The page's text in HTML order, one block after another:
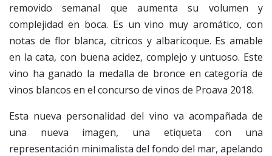
removido semanal que aumenta su volumen y
complejidad en boca. Es un vino muy aromático, con
notas de flor blanca, cítricos y albaricoque. Es amable
en la cata, con buena acidez, complejo y untuoso. Este
vino ha ganado la medalla de bronce en categoría de
vinos blancos en el concurso de vinos de Proava 2018.
Esta nueva personalidad del vino va acompañada de
una nueva imagen, una etiqueta con una
representación minimalista del fondo del mar, apelando